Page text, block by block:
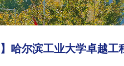
】哈尔滨工业大学卓越